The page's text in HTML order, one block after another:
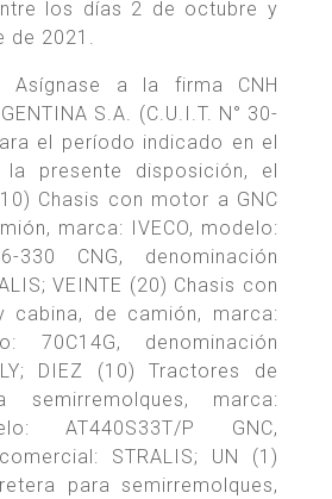
los días 2 de octubre y
de 2021.
Asígnase a la firma CNH
S.A. (C.U.I.T. N° 30-
el período indicado en el
presente disposición, el
Chasis con motor a GNC
marca: IVECO, modelo:
330 CNG, denominación
VEINTE (20) Chasis con
cabina, de camión, marca:
70C14G, denominación
DIEZ (10) Tractores de
semirremolques, marca:
AT440S33T/P GNC,
STRALIS; UN (1)
para semirremolques,